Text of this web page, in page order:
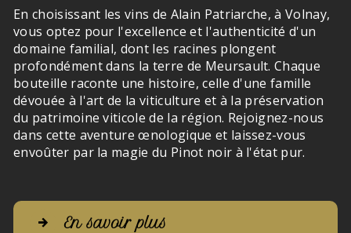
En choisissant les vins de Alain Patriarche, à Volnay,
vous optez pour l'excellence et l'authenticité d'un
domaine familial, dont les racines plongent
profondément dans la terre de Meursault. Chaque
bouteille raconte une histoire, celle d'une famille
dévouée à l'art de la viticulture et à la préservation
du patrimoine viticole de la région. Rejoignez-nous
dans cette aventure œnologique et laissez-vous
envoûter par la magie du Pinot noir à l'état pur.
En savoir plus